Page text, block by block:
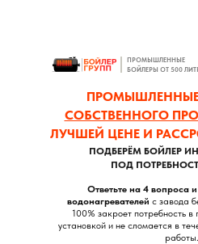
Ответьте на 4 вопроса
водонагревателей с завода
100% закроет потребность в
установкой и не сломается в
работы.
СОБСТВЕННОГО
ЛУЧШЕЙ ЦЕНЕ И
ПОДБЕРЁМ БОЙЛЕР
ПОД
ПРОМЫШЛЕННЫЕ
БОЙЛЕРЫ ОТ 500